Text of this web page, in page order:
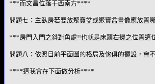
***而文昌位落于西南方****
問題七：主臥房若要放聚寶盆或聚寶盆畫像應放置
***房門入門之斜對角處!!也就是床頭右邊之位置
問題八：依照目前平面圖的格局及傢俱的擺設，會
****這我會在下面做分析****